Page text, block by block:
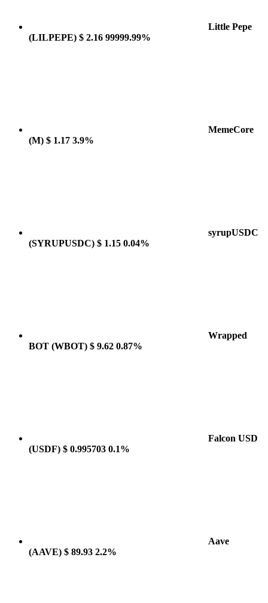
Little Pepe
(LILPEPE) $ 2.16 99999.99%
MemeCore
(M) $ 1.17 3.9%
syrupUSDC
(SYRUPUSDC) $ 1.15 0.04%
Wrapped
BOT (WBOT) $ 9.62 0.87%
Falcon USD
(USDF) $ 0.995703 0.1%
Aave
(AAVE) $ 89.93 2.2%